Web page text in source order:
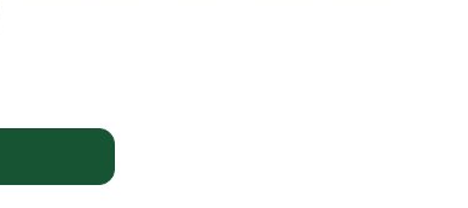
ist zurzeit nicht verfügbar.)
gewünschten Wert ein oder